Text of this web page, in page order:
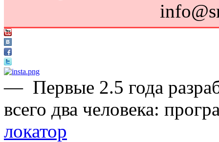
— Первые 2.5 года
всего два человека:
локатор